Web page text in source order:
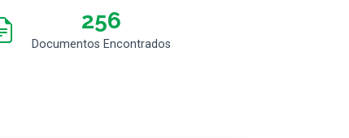
256
Documentos Encontrados